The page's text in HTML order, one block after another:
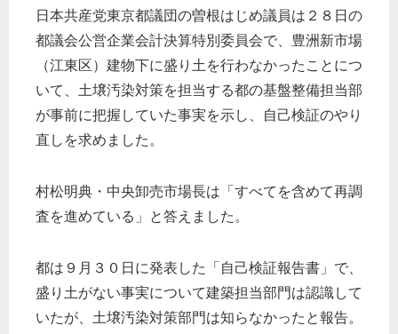
日本共産党東京都議団の曽根はじめ議員は２８日の
都議会公営企業会計決算特別委員会で、豊洲新市場
（江東区）建物下に盛り土を行わなかったことにつ
いて、土壌汚染対策を担当する都の基盤整備担当部
が事前に把握していた事実を示し、自己検証のやり
直しを求めました。
村松明典・中央卸売市場長は「すべてを含めて再調
査を進めている」と答えました。
都は９月３０日に発表した「自己検証報告書」で、
盛り土がない事実について建築担当部門は認識して
いたが、土壌汚染対策部門は知らなかったと報告。